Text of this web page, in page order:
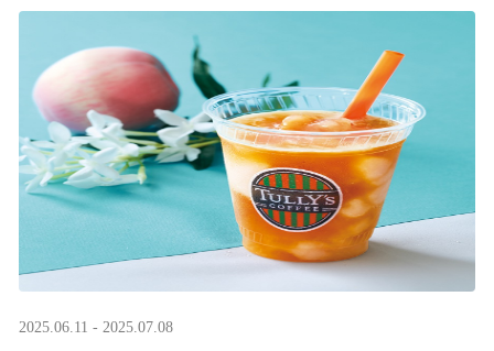
2025.06.11 - 2025.07.08